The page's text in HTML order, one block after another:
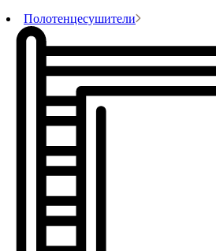
Полотенцесушители